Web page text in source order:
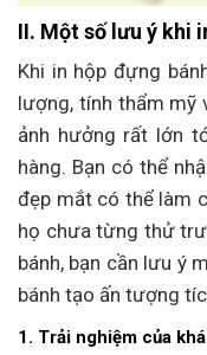
II. Một số lưu ý khi
Khi in hộp đựng
lượng, tính thẩm mỹ
ảnh hưởng rất lớn
hàng. Bạn có thể
đẹp mắt có thể làm
họ chưa từng thử
bánh, bạn cần lưu ý
bánh tạo ấn tượng
1. Trải nghiệm của